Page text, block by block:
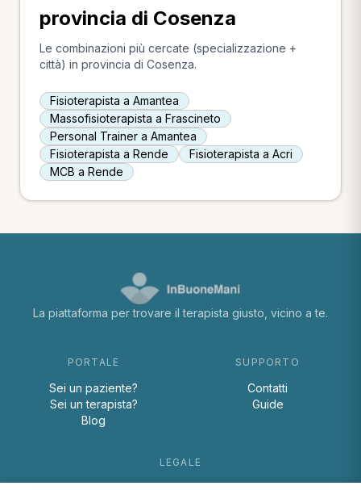
provincia di Cosenza
Le combinazioni più cercate (specializzazione +
città) in provincia di Cosenza.
Fisioterapista a Amantea
Massofisioterapista a Frascineto
Personal Trainer a Amantea
Fisioterapista a Rende
Fisioterapista a Acri
MCB a Rende
La piattaforma per trovare il terapista giusto, vicino a te.
PORTALE
Sei un paziente?
Sei un terapista?
Blog
SUPPORTO
Contatti
Guide
LEGALE